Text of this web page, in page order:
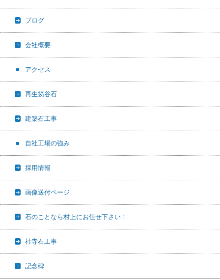
ブログ
会社概要
アクセス
再生笏谷石
建築石工事
自社工場の強み
採用情報
画像送付ページ
石のことなら村上にお任せ下さい！
社寺石工事
記念碑